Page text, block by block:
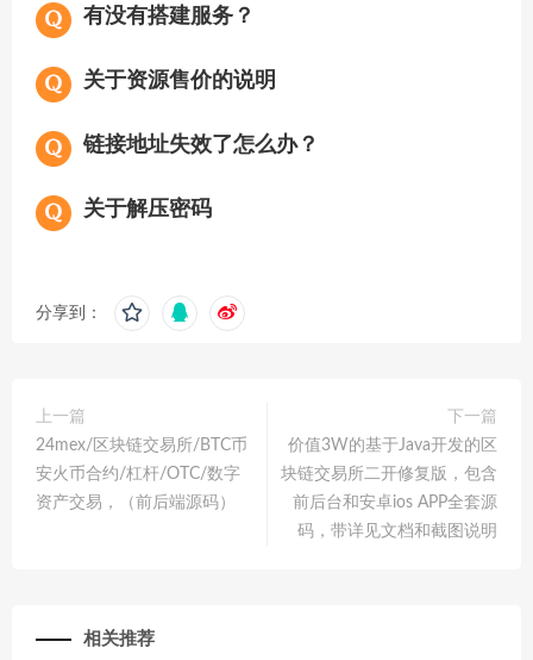
有没有搭建服务？
关于资源售价的说明
链接地址失效了怎么办？
关于解压密码
分享到：
上一篇
24mex/区块链交易所/BTC币
安火币合约/杠杆/OTC/数字
资产交易，（前后端源码）
下一篇
价值3W的基于Java开发的区
块链交易所二开修复版，包含
前后台和安卓ios APP全套源
码，带详见文档和截图说明
相关推荐